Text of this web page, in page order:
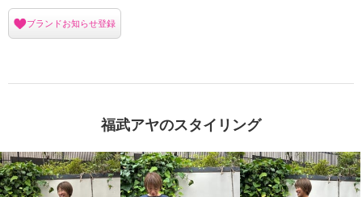
ブランドお知らせ登録
福武アヤのスタイリング